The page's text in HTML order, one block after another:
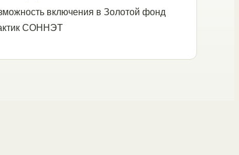
включения в Золотой фонд
СОННЭТ